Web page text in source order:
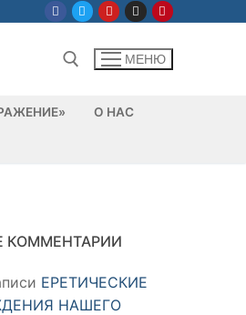
МЕНЮ
О НАС
КОММЕНТАРИИ
ЕРЕТИЧЕСКИЕ
НАШЕГО